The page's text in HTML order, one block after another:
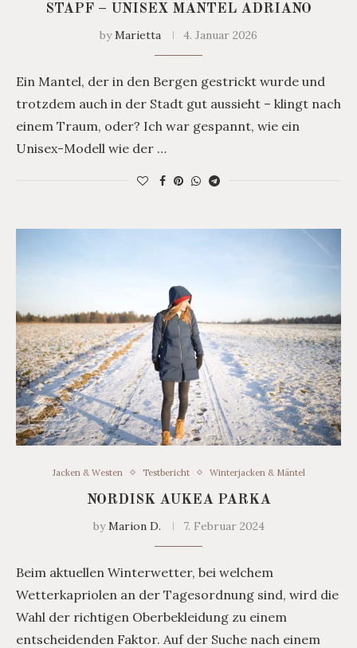
STAPF – UNISEX MANTEL ADRIANO
byMarietta 4. Januar 2026
Ein Mantel, der in den Bergen gestrickt wurde und
trotzdem auch in der Stadt gut aussieht – klingt nach
einem Traum, oder? Ich war gespannt, wie ein
Unisex-Modell wie der …
Jacken & Westen Testbericht Winterjacken & Mäntel
NORDISK AUKEA PARKA
byMarion D. 7. Februar 2024
Beim aktuellen Winterwetter, bei welchem
Wetterkapriolen an der Tagesordnung sind, wird die
Wahl der richtigen Oberbekleidung zu einem
entscheidenden Faktor. Auf der Suche nach einem